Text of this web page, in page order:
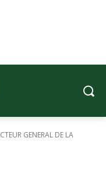
GENERAL DE LA